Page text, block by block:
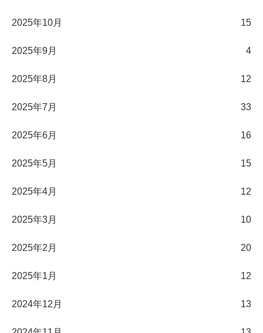
2025年10月 15
2025年9月 4
2025年8月 12
2025年7月 33
2025年6月 16
2025年5月 15
2025年4月 12
2025年3月 10
2025年2月 20
2025年1月 12
2024年12月 13